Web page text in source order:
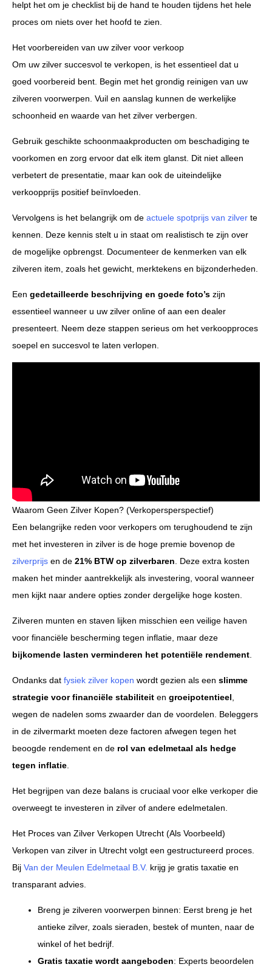
helpt het om je checklist bij de hand te houden tijdens het hele
proces om niets over het hoofd te zien.
Het voorbereiden van uw zilver voor verkoop
Om uw zilver succesvol te verkopen, is het essentieel dat u
goed voorbereid bent. Begin met het grondig reinigen van uw
zilveren voorwerpen. Vuil en aanslag kunnen de werkelijke
schoonheid en waarde van het zilver verbergen.
Gebruik geschikte schoonmaakproducten om beschadiging te
voorkomen en zorg ervoor dat elk item glanst. Dit niet alleen
verbetert de presentatie, maar kan ook de uiteindelijke
verkoopprijs positief beïnvloeden.
Vervolgens is het belangrijk om de actuele spotprijs van zilver te
kennen. Deze kennis stelt u in staat om realistisch te zijn over
de mogelijke opbrengst. Documenteer de kenmerken van elk
zilveren item, zoals het gewicht, merktekens en bijzonderheden.
Een gedetailleerde beschrijving en goede foto’s zijn
essentieel wanneer u uw zilver online of aan een dealer
presenteert. Neem deze stappen serieus om het verkoopproces
soepel en succesvol te laten verlopen.
Waarom Geen Zilver Kopen? (Verkopersperspectief)
Een belangrijke reden voor verkopers om terughoudend te zijn
met het investeren in zilver is de hoge premie bovenop de
zilverprijs en de 21% BTW op zilverbaren. Deze extra kosten
maken het minder aantrekkelijk als investering, vooral wanneer
men kijkt naar andere opties zonder dergelijke hoge kosten.
Zilveren munten en staven lijken misschien een veilige haven
voor financiële bescherming tegen inflatie, maar deze
bijkomende lasten verminderen het potentiële rendement.
Ondanks dat fysiek zilver kopen wordt gezien als een slimme
strategie voor financiële stabiliteit en groeipotentieel,
wegen de nadelen soms zwaarder dan de voordelen. Beleggers
in de zilvermarkt moeten deze factoren afwegen tegen het
beoogde rendement en de rol van edelmetaal als hedge
tegen inflatie.
Het begrijpen van deze balans is cruciaal voor elke verkoper die
overweegt te investeren in zilver of andere edelmetalen.
Het Proces van Zilver Verkopen Utrecht (Als Voorbeeld)
Verkopen van zilver in Utrecht volgt een gestructureerd proces.
Bij Van der Meulen Edelmetaal B.V. krijg je gratis taxatie en
transparant advies.
Breng je zilveren voorwerpen binnen: Eerst breng je het
antieke zilver, zoals sieraden, bestek of munten, naar de
winkel of het bedrijf.
Gratis taxatie wordt aangeboden: Experts beoordelen